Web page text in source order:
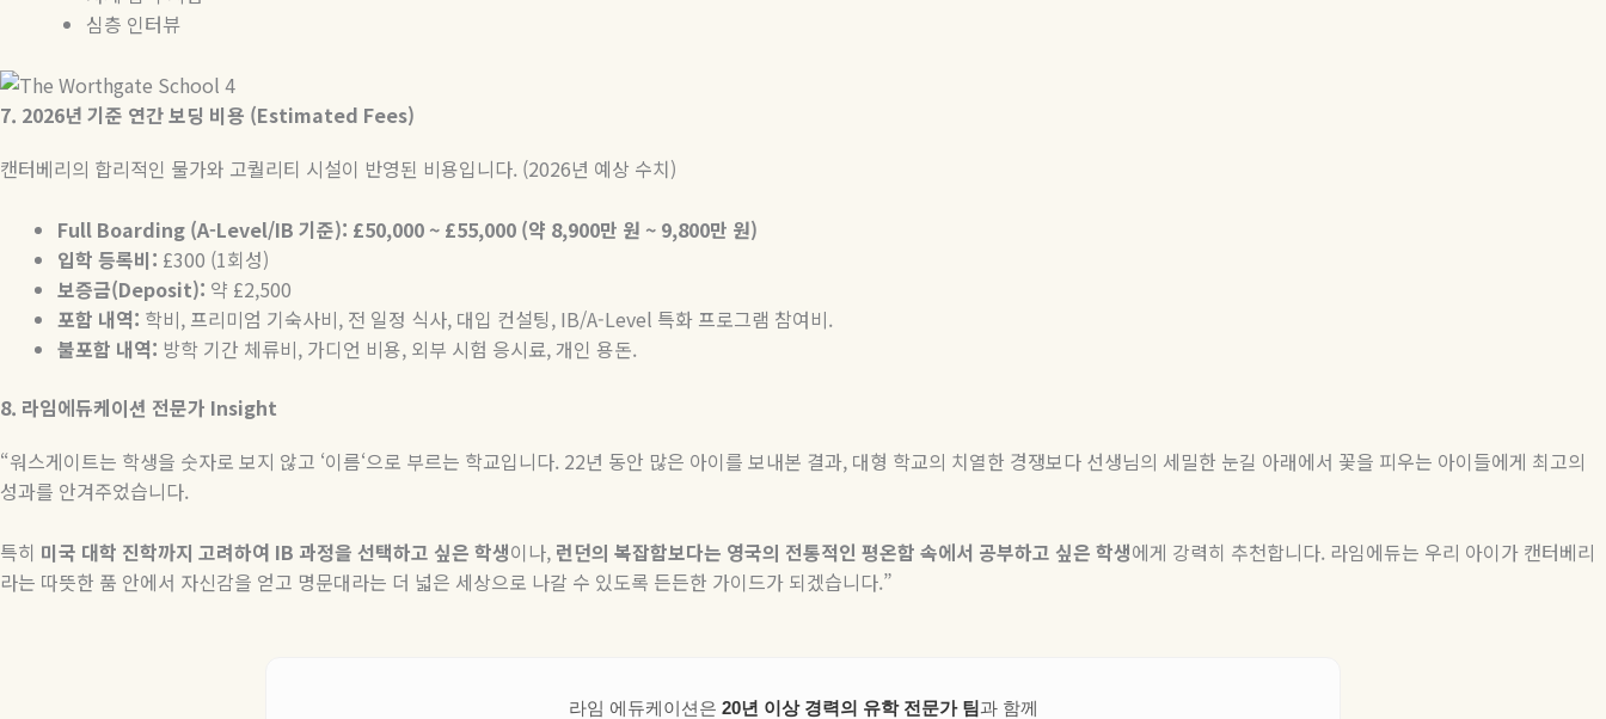
심층 인터뷰
7. 2026년 기준 연간보딩 비용 (Estimated Fees)
캔터베리의 합리적인 물가와 고퀄리티 시설이 반영된 비용입니다. (2026년 예상 수치)
Full Boarding (A-Level/IB 기준): £50,000 ~ £55,000 (약 8,900만 원 ~ 9,800만 원)
입학 등록비: £300 (1회성)
보증금(Deposit): 약 £2,500
포함 내역: 학비, 프리미엄 기숙사비, 전 일정 식사, 대입 컨설팅, IB/A-Level 특화 프로그램 참여비.
불포함 내역: 방학 기간 체류비, 가디언 비용, 외부 시험 응시료,개인 용돈.
8. 라임에듀케이션 전문가 Insight
“워스게이트는 학생을 숫자로 보지 않고 ‘이름‘으로 부르는 학교입니다. 22년 동안 많은 아이를 보내본 결과, 대형 학교의 치열한 경쟁보다 선생님의 세밀한 눈길 아래에서 꽃을 피우는 아이들에게 최고의
성과를 안겨주었습니다.
특히 미국 대학 진학까지 고려하여 IB 과정을 선택하고 싶은 학생이나, 런던의 복잡함보다는 영국의 전통적인 평온함 속에서 공부하고 싶은 학생에게 강력히 추천합니다. 라임에듀는 우리 아이가 캔터베리
라는 따뜻한 품 안에서 자신감을 얻고 명문대라는 더 넓은 세상으로 나갈 수 있도록 든든한 가이드가 되겠습니다.”
라임 에듀케이션은 20년 이상 경력의 유학 전문가 팀과 함께